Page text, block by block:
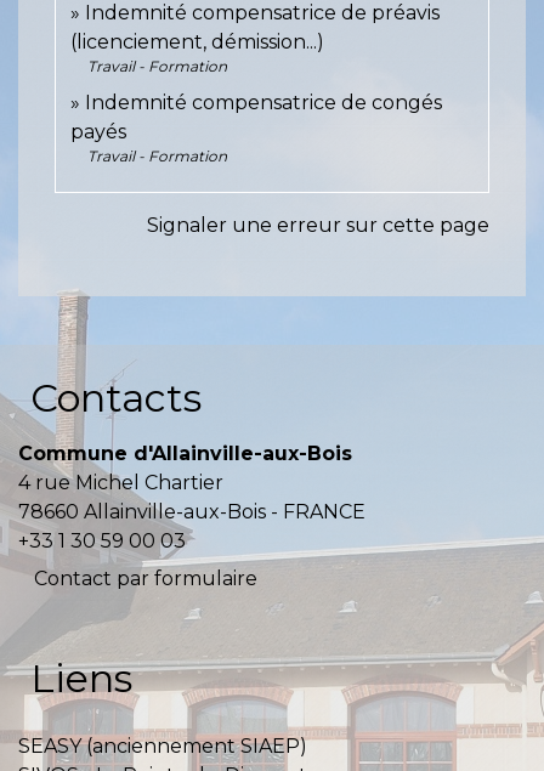
Indemnité compensatrice de préavis
(licenciement, démission...)
Travail - Formation
Indemnité compensatrice de congés
payés
Travail - Formation
Signaler une erreur sur cette page
Contacts
Commune d'Allainville-aux-Bois
4 rue Michel Chartier
78660 Allainville-aux-Bois - FRANCE
+33 1 30 59 00 03
Contact par formulaire
Liens
SEASY (anciennement SIAEP)